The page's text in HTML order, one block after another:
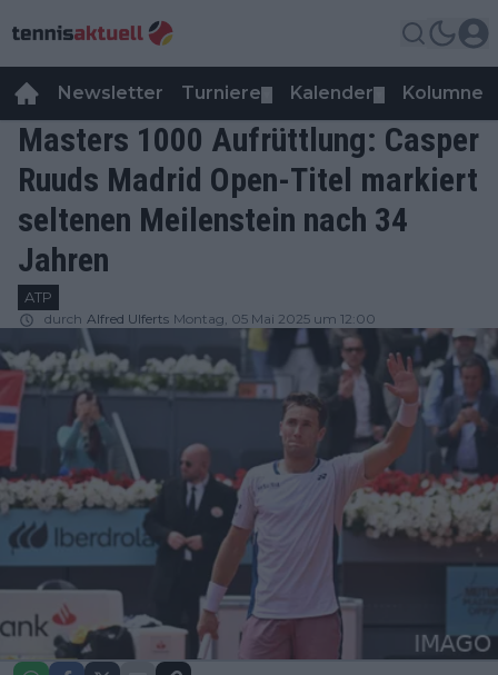
Newsletter Turniere Kalender Kolumnen
Masters 1000 Aufrüttlung: Casper
Ruuds Madrid Open-Titel markiert
seltenen Meilenstein nach 34
Jahren
ATP
durch Alfred Ulferts Montag, 05 Mai 2025 um 12:00